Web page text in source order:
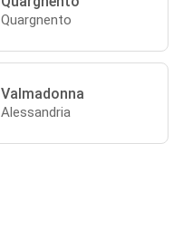
Quargnento
Valmadonna
Alessandria